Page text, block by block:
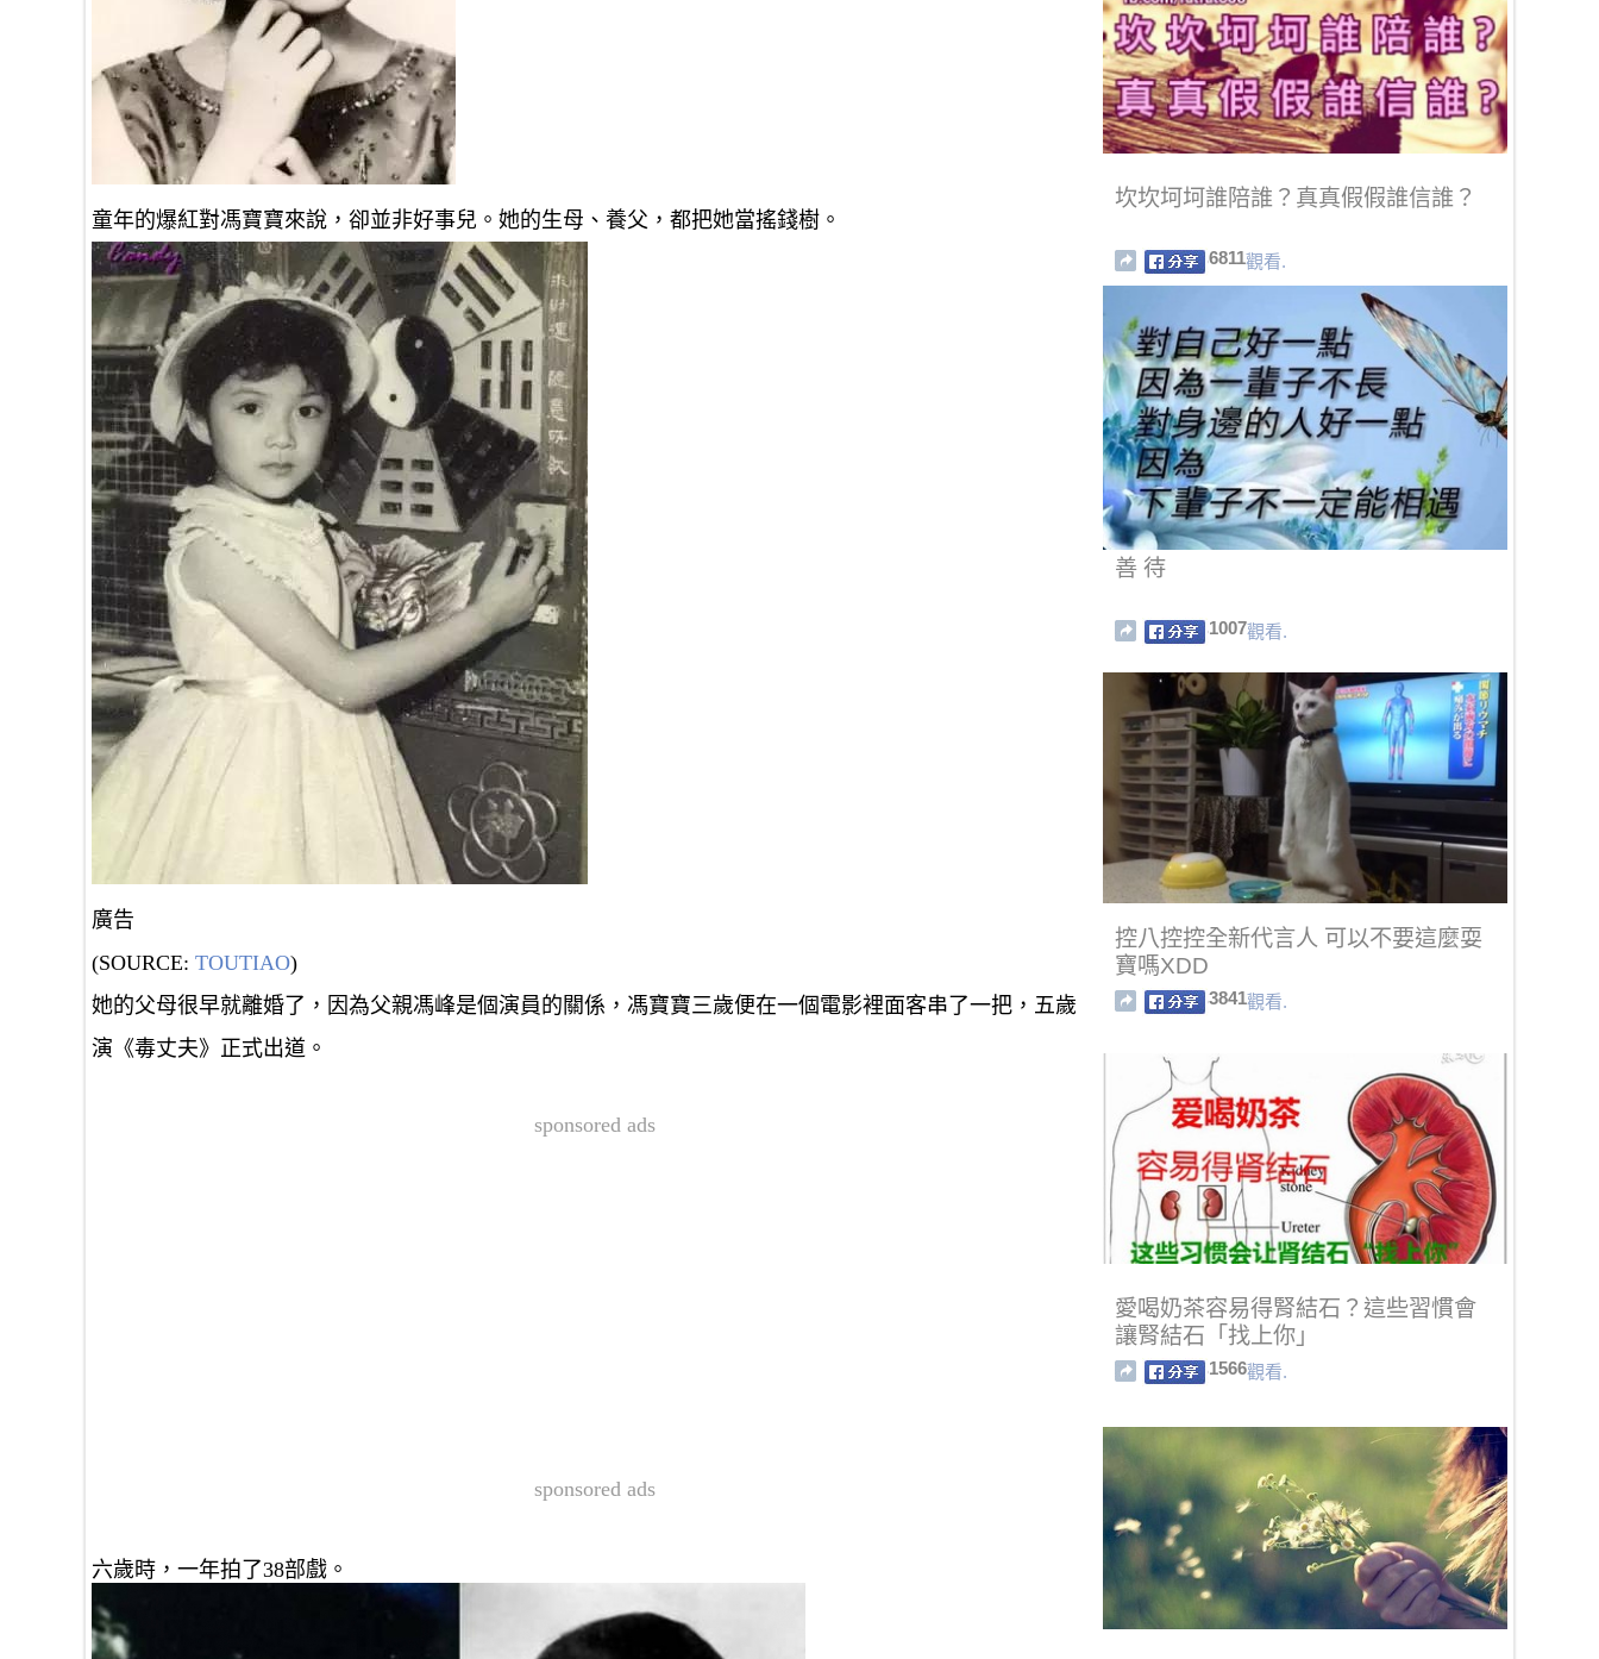
童年的爆紅對馮寶寶來說，卻並非好事兒。她的生母、養父，都把她當搖錢樹。
廣告
(SOURCE: TOUTIAO)
她的父母很早就離婚了，因為父親馮峰是個演員的關係，馮寶寶三歲便在一個電影裡面客串了一把，五歲
演《毒丈夫》正式出道。
sponsored ads
sponsored ads
六歲時，一年拍了38部戲。
坎坎坷坷誰陪誰？真真假假誰信誰？
6811觀看.
善 待
1007觀看.
控八控控全新代言人 可以不要這麼耍
寶嗎XDD
3841觀看.
愛喝奶茶容易得腎結石？這些習慣會
讓腎結石「找上你」
1566觀看.